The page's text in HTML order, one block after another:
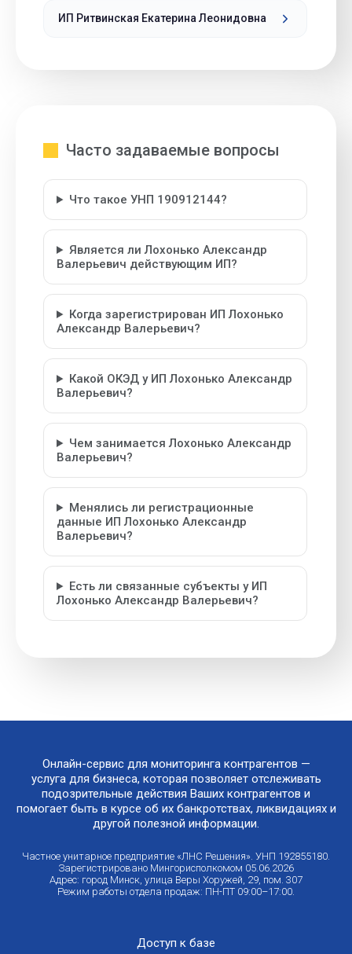
ИП Ритвинская Екатерина Леонидовна
Часто задаваемые вопросы
Что такое УНП 190912144?
Является ли Лохонько Александр
Валерьевич действующим ИП?
Когда зарегистрирован ИП Лохонько
Александр Валерьевич?
Какой ОКЭД у ИП Лохонько Александр
Валерьевич?
Чем занимается Лохонько Александр
Валерьевич?
Менялись ли регистрационные
данные ИП Лохонько Александр
Валерьевич?
Есть ли связанные субъекты у ИП
Лохонько Александр Валерьевич?
Онлайн-сервис для мониторинга контрагентов —
услуга для бизнеса, которая позволяет отслеживать
подозрительные действия Ваших контрагентов и
помогает быть в курсе об их банкротствах, ликвидациях и
другой полезной информации.
Частное унитарное предприятие «ЛНС Решения». УНП 192855180.
Зарегистрировано Мингорисполкомом 05.06.2026
Адрес: город Минск, улица Веры Хоружей, 29, пом. 307
Режим работы отдела продаж: ПН-ПТ 09:00–17:00.
Доступ к базе